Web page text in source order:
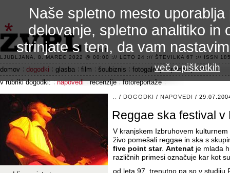
3.2 alfa R
LJUBLJANA, 8. MAREC 2022 @ 00:00 :// LETO 24 :// ŠTEVILKA 67 :// ISSN
domov dogodki glasba film šoubiznis fotogalerije
področje 42
v rubriki dogodki:
napovedi recenzije fotoreportaže
/ DOGODKI / NAPOVEDI /
Reggae ska festival v
V kranjskem Izbruhovem
živo pomešali reggae in ska s
five point star. Antenat je mlada
različnih primesi označuje kar kot
od leta 97, trenutno pa so v studiju
Naše spletno mesto
delovanje, spletno analitiko in
strinjate s tem, da vam
več o piškotkih